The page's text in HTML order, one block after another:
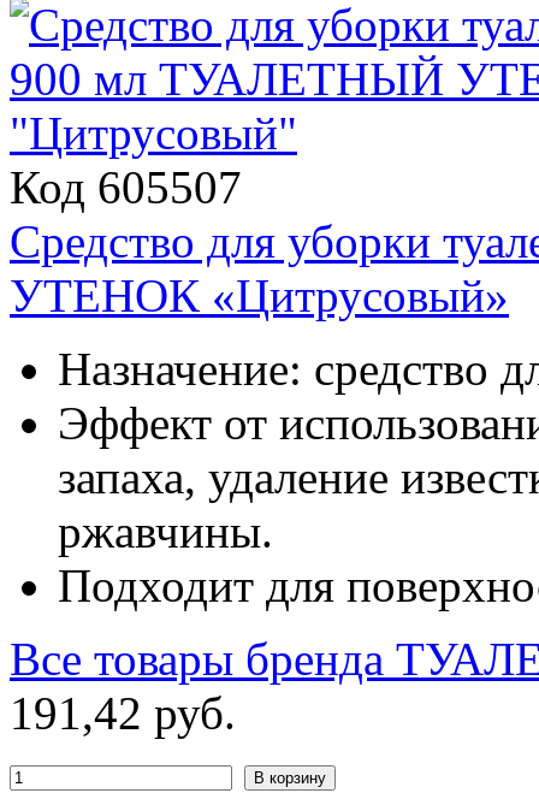
Код 605507
Средство для уборки
УТЕНОК «Цитрусовый»
Назначение: средство
Эффект от
запаха, удаление
ржавчины.
Подходит для
Все товары бренда
191,42 руб.
В корзину